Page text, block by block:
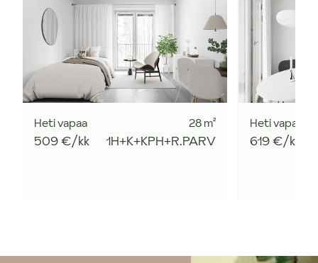
Heti vapaa
509 €/kk
28m²
1H+K+KPH+R.PARV
Heti vapaa
619 €/kk